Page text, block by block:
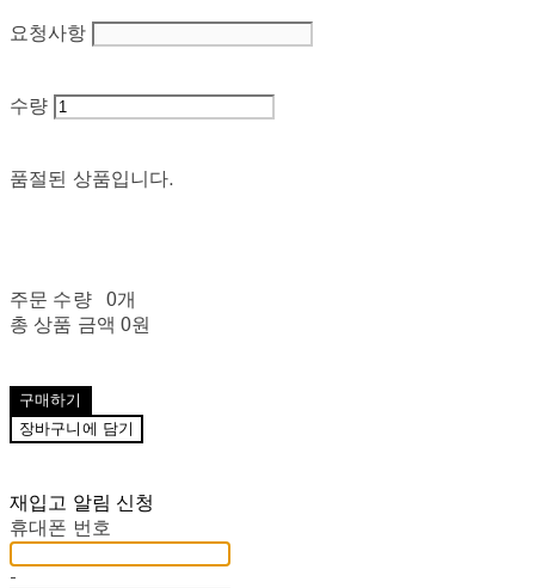
요청사항
수량
품절된 상품입니다.
주문 수량
0개
총 상품 금액 0원
구매하기
장바구니에 담기
재입고 알림 신청
휴대폰 번호
-